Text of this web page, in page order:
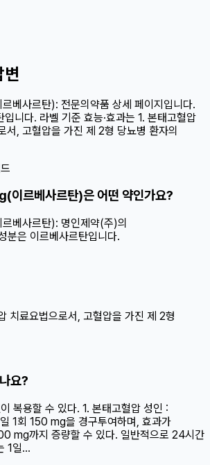
베사르탄): 전문의약품 상세 페이지입니다.
니다. 라벨 기준 효능·효과는 1. 본태고혈압
서, 고혈압을 가진 제 2형 당뇨병 환자의
르베사르탄)은 어떤 약인가요?
베사르탄): 명인제약(주)의
분은 이르베사르탄입니다.
치료요법으로서, 고혈압을 가진 제 2형
요?
복용할 수 있다. 1. 본태고혈압 성인 :
1회 150 mg을 경구투여하며, 효과가
mg까지 증량할 수 있다. 일반적으로 24시간
1일...